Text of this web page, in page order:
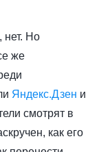
нет. Но
же
Яндекс.Дзен и
смотрят в
как его